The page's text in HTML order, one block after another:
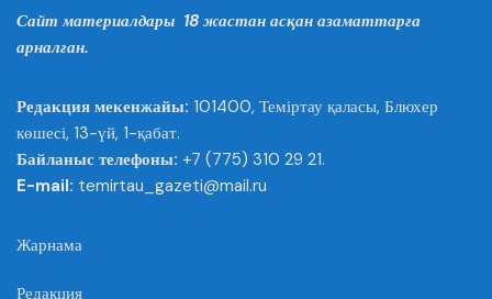
Сайт материалдары 18 жастан асқан азаматтарға
арналған.
Редакция мекенжайы: 101400, Теміртау қаласы, Блюхер
көшесі, 13-үй, 1-қабат.
Байланыс телефоны: +7 (775) 310 29 21.
E-mail: temirtau_gazeti@mail.ru
Жарнама
Редакция